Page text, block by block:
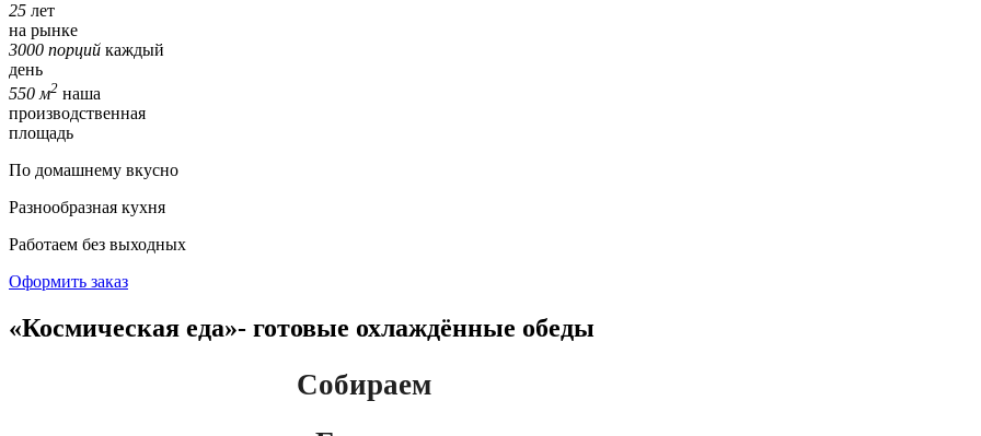
25 лет
на рынке
3000 порций каждый
день
550 м2 наша
производственная
площадь
По домашнему вкусно
Разнообразная кухня
Работаем без выходных
Оформить заказ
«Космическая еда»- готовые охлаждённые обеды
Собираем